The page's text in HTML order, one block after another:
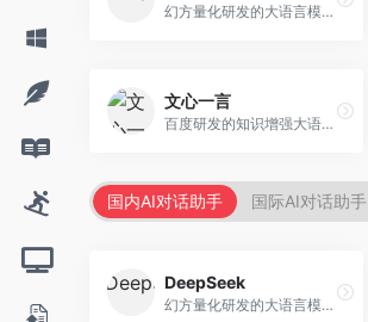
幻方量化研发的大语言模型平台，专注于深度推理和代码生成能力。面向开发者、研究人员和技术爱好者，提供强大的逻辑推理和数学计算功能，开源生态完善，API接口友好。
文心一言
百度研发的知识增强大语言模型，深度融合百度知识图谱和搜索能力。面向中文用户，提供知识问答、文本创作、逻辑推理等服务，中文语境理解准确，知识覆盖面广。
国内AI对话助手 国际AI对话助手
DeepSeek
幻方量化研发的大语言模型平台，专注于深度推理和代码生成能力。面向开发者、研究人员和技术爱好者，提供强大的逻辑推理和数学计算功能，开源生态完善，API接口友好。